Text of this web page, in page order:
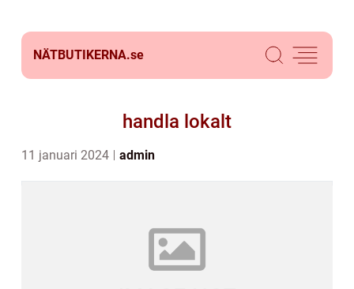
NÄTBUTIKERNA.se
handla lokalt
11 januari 2024 admin